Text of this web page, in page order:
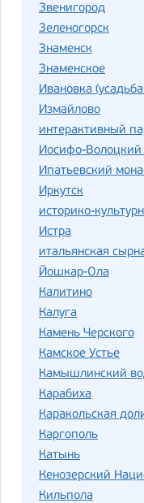
Звенигород
Зеленогорск
Знаменск
Знаменское
Ивановка
Измайлово
интерактивный
Иосифо-Волоцкий
Ипатьевский
Иркутск
историко-
Истра
итальянская
Йошкар-Ола
Калитино
Калуга
Камень Черского
Камское Устье
Камышлинский
Карабиха
Каракольская
Каргополь
Катынь
Кенозерский
Кильпола